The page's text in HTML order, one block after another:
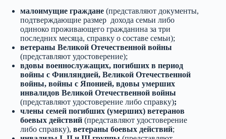
малоимущие граждане (представляют документы,
подтверждающие размер дохода семьи либо
одиноко проживающего гражданина за три
последних месяца, справку о составе семьи);
ветераны Великой Отечественной войны
(представляют удостоверение);
вдовы военнослужащих, погибших в период
войны с Финляндией, Великой Отечественной
войны, войны с Японией, вдовы умерших
инвалидов Великой Отечественной войны
(представляют удостоверение либо справку);
члены семей погибших (умерших) ветеранов
боевых действий (представляют удостоверение
либо справку), ветераны боевых действий;